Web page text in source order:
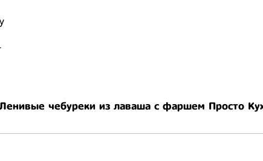
чебуреки из лаваша с фаршем Просто